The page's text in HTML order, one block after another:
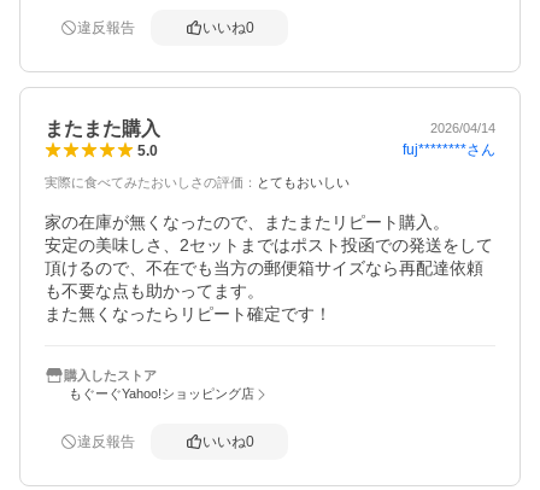
違反報告 いいね0
またまた購入 2026/04/14
5.0 fuj********さん
実際に食べてみたおいしさの評価 ： とてもおいしい
家の在庫が無くなったので、またまたリピート購入。
安定の美味しさ、2セットまではポスト投函での発送をして
頂けるので、不在でも当方の郵便箱サイズなら再配達依頼
も不要な点も助かってます。
また無くなったらリピート確定です！
購入したストア
もぐーぐYahoo!ショッピング店
違反報告 いいね0